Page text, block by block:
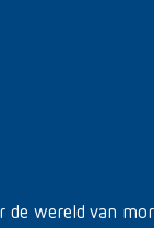
de wereld van